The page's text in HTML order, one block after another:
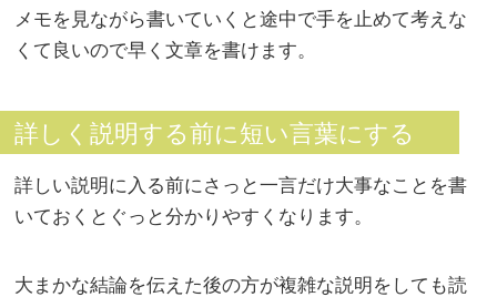
メモを見ながら書いていくと途中で手を止めて考えな
くて良いので早く文章を書けます。
詳しく説明する前に短い言葉にする
詳しい説明に入る前にさっと一言だけ大事なことを書
いておくとぐっと分かりやすくなります。
大まかな結論を伝えた後の方が複雑な説明をしても読